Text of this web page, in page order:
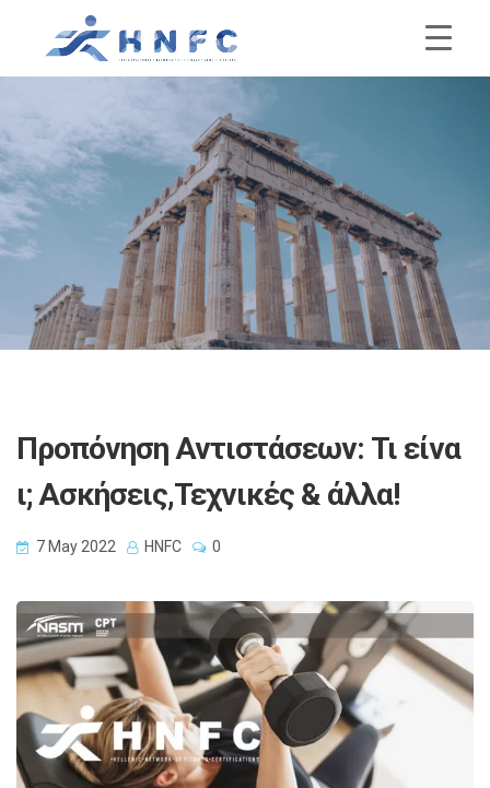
Προπόνηση Αντιστάσεων: Τι είνα
ι; Ασκήσεις,Τεχνικές & άλλα!
7 May 2022 HNFC 0